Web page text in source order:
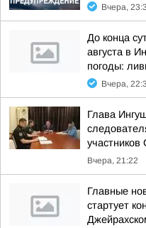
Вчера,
До конца
августа в
погоды:
Вчера,
Глава
Вчера, 21:22
Главные
стартует